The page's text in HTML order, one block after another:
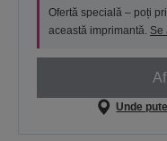
Ofertă specială – poți
această imprimantă. Se
Unde